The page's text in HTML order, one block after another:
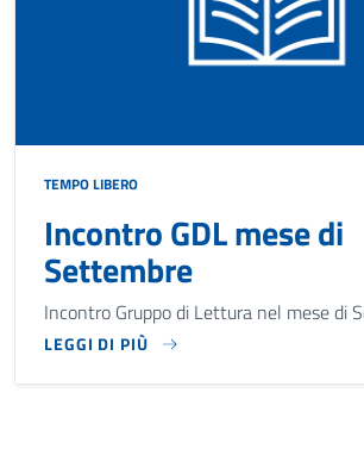
TEMPO LIBERO
Incontro GDL mese di
Settembre
Incontro Gruppo di Lettura nel mese di
LEGGI DI PIÙ
INCONTRO GRUPPO DI LETTURA NEL